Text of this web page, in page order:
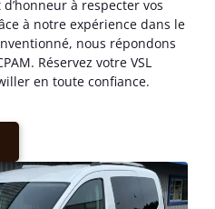
à respecter vos
à notre expérience dans le
nous répondons
Réservez votre VSL
en toute confiance.